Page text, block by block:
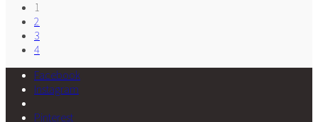
1
2
3
4
Facebook
Instagram
Pinterest